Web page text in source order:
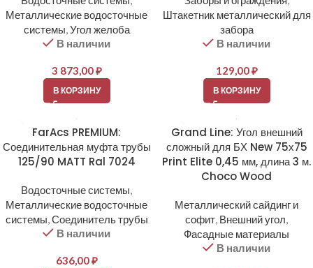
Металлические водосточные
системы,Угол желоба
В наличии
3 873,00₽
В КОРЗИНУ
Штакетник металлический для
забора
В наличии
129,00₽
В КОРЗИНУ
FarAcs PREMIUM:
Соединительная муфта трубы
125/90 MATT Ral 7024
Водосточные системы,
Металлические водосточные
системы,Соединитель трубы
В наличии
636,00₽
Grand Line: Угол внешний
сложный для БХ New 75х75
Print Elite 0,45 мм, длина 3 м.
Choco Wood
Металлический сайдинг и
софит, Внешний угол,
Фасадные материалы
В наличии